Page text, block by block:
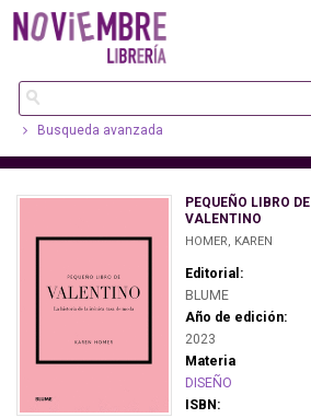
Busqueda avanzada
PEQUEÑO LIBRO DE
VALENTINO
HOMER, KAREN
Editorial:
BLUME
Año de edición:
2023
Materia
DISEÑO
ISBN: